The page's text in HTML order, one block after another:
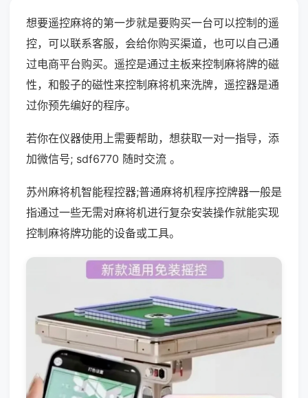
想要遥控麻将的第一步就是要购买一台可以控制的遥
控，可以联系客服，会给你购买渠道，也可以自己通
过电商平台购买。遥控是通过主板来控制麻将牌的磁
性，和骰子的磁性来控制麻将机来洗牌，遥控器是通
过你预先编好的程序。
若你在仪器使用上需要帮助，想获取一对一指导，添
加微信号; sdf6770 随时交流 。
苏州麻将机智能程控器;普通麻将机程序控牌器一般是
指通过一些无需对麻将机进行复杂安装操作就能实现
控制麻将牌功能的设备或工具。